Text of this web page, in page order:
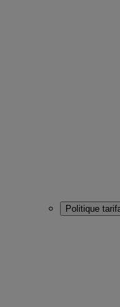
Politique